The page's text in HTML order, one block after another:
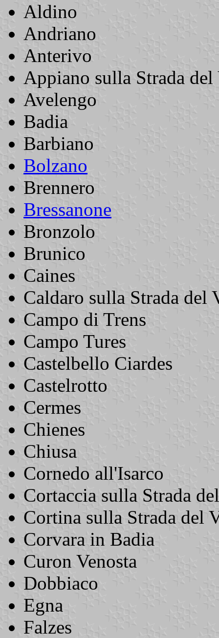
Aldino
Andriano
Anterivo
Appiano sulla Strada
Avelengo
Badia
Barbiano
Bolzano
Brennero
Bressanone
Bronzolo
Brunico
Caines
Caldaro sulla Strada del
Campo di Trens
Campo Tures
Castelbello Ciardes
Castelrotto
Cermes
Chienes
Chiusa
Cornedo all'Isarco
Cortaccia sulla Strada
Cortina sulla Strada del
Corvara in Badia
Curon Venosta
Dobbiaco
Egna
Falzes